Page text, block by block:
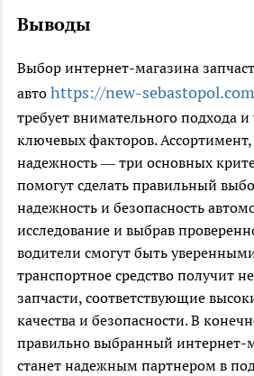
Выводы
Выбор интернет-магазина
авто https://new-
требует внимательного подхода и
ключевых факторов. Ассортимент,
надежность — три основных
помогут сделать правильный
надежность и безопасность
исследование и выбрав
водители смогут быть
транспортное средство получит
запчасти, соответствующие
качества и безопасности. В
правильно выбранный интернет-
станет надежным партнером в